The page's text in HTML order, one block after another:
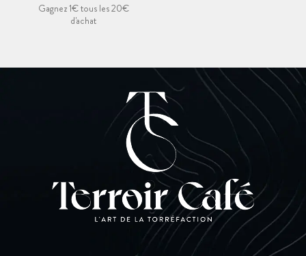
Gagnez 1€ tous les 20€
d'achat